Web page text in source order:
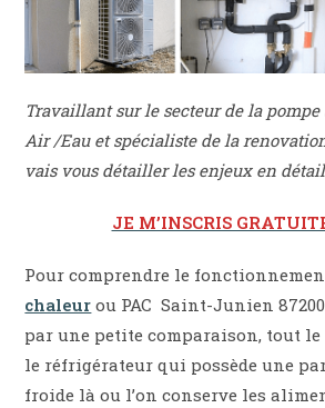
Travaillant sur le secteur de la
Air /Eau et spécialiste de la
vais vous détailler les enjeux en
JE M’INSCRIS
Pour comprendre le
chaleur ou PAC Saint-Junien
par une petite comparaison, tout
le réfrigérateur qui possède une
froide là ou l’on conserve les